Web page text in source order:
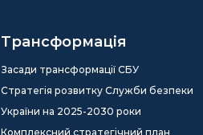
Трансформація
Засади трансформації СБУ
Стратегія розвитку Служби безпеки
України на 2025-2030 роки
Комплексний стратегічний план